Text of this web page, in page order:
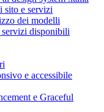
sito e servizi
dei modelli
disponibili
e accessibile
e Graceful